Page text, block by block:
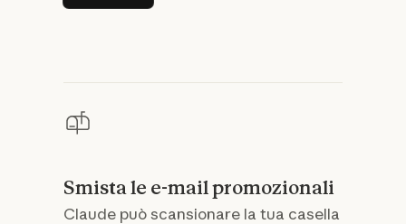
Smista le e-mail promozionali
Claude può scansionare la tua casella